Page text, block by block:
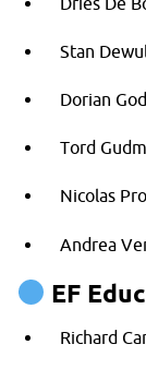
Stan
Dorian
Tord
Nicolas
Andrea
EF
Richard